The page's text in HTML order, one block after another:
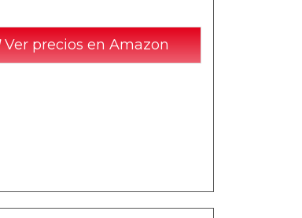
Ver precios en Amazon